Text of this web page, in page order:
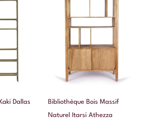
Dallas Bibliothèque Bois Massif
Naturel Itarsi Athezza